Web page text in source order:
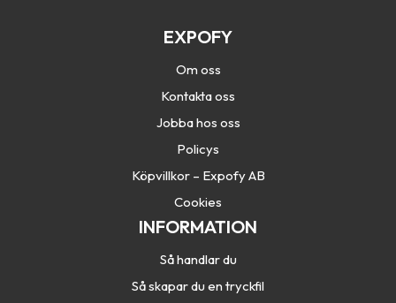
EXPOFY
Om oss
Kontakta oss
Jobba hos oss
Policys
Köpvillkor – Expofy AB
Cookies
INFORMATION
Så handlar du
Så skapar du en tryckfil